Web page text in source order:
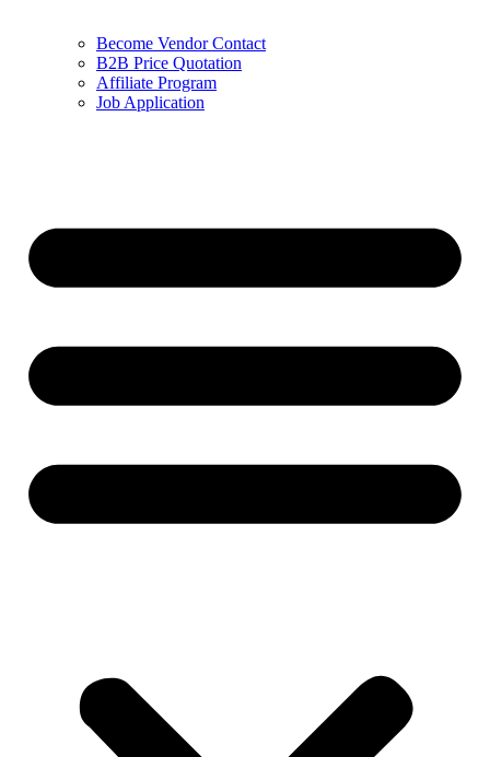
Become Vendor Contact
B2B Price Quotation
Affiliate Program
Job Application